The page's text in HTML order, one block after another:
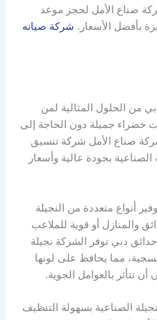
صناع الأمل لحجز موعد
بأفضل الأسعار. شركة صيانه
من الحلول المثالية لمن
جميلة دون الحاجة إلى
صناع الأمل شركة تنسيق
بجودة عالية وأسعار
أنواع متعددة من النجيلة
والمنازل أو قوية للملاعب
دبي توفر الشركة نجيلة
مما يحافظ على لونها
تتأثر بالعوامل الجوية.
الصناعية بسهولة التنظيف